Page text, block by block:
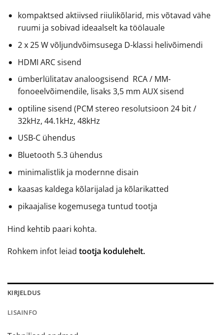
kompaktsed aktiivsed riiulikõlarid, mis võtavad vähe
ruumi ja sobivad ideaalselt ka töölauale
2 x 25 W võljundvõimsusega D-klassi helivõimendi
HDMI ARC sisend
ümberlülitatav analoogsisend RCA / MM-
fonoeelvõimendile, lisaks 3,5 mm AUX sisend
optiline sisend (PCM stereo resolutsioon 24 bit /
32kHz, 44.1kHz, 48kHz
USB-C ühendus
Bluetooth 5.3 ühendus
minimalistlik ja modernne disain
kaasas kaldega kõlarijalad ja kõlarikatted
pikaajalise kogemusega tuntud tootja
Hind kehtib paari kohta.
Rohkem infot leiad tootja kodulehelt.
KIRJELDUS
LISAINFO